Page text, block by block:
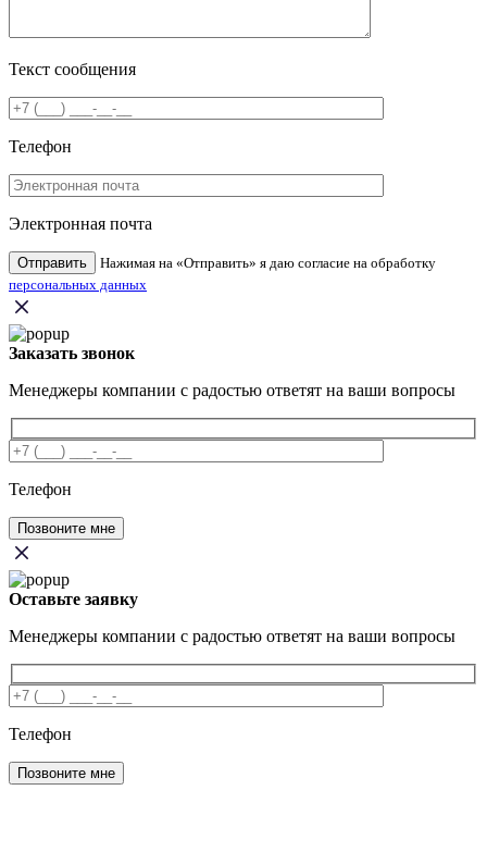
Текст сообщения
Телефон
Электронная почта
Нажимая на «Отправить» я даю согласие на обработку
персональных данных
Заказать звонок
Менеджеры компании с радостью ответят на ваши вопросы
Телефон
Оставьте заявку
Менеджеры компании с радостью ответят на ваши вопросы
Телефон